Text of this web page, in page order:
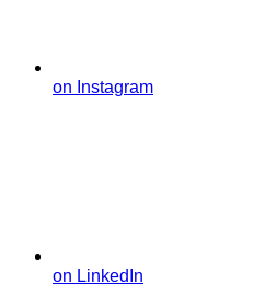
on Instagram
on LinkedIn